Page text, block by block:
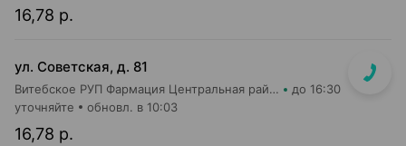
16,78 р.
ул. Советская, д. 81
Витебское РУП Фармация Центральная районная аптека №67 до 16:30
16,78 р.
уточняйте обновл. в 10:03